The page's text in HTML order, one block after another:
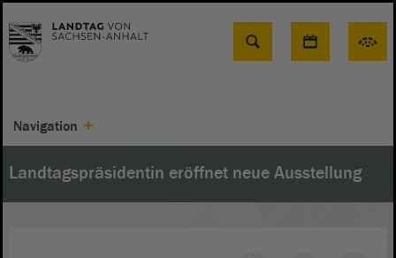
Suche
Navigation
Landtagspräsidentin eröffnet neue Ausstellung